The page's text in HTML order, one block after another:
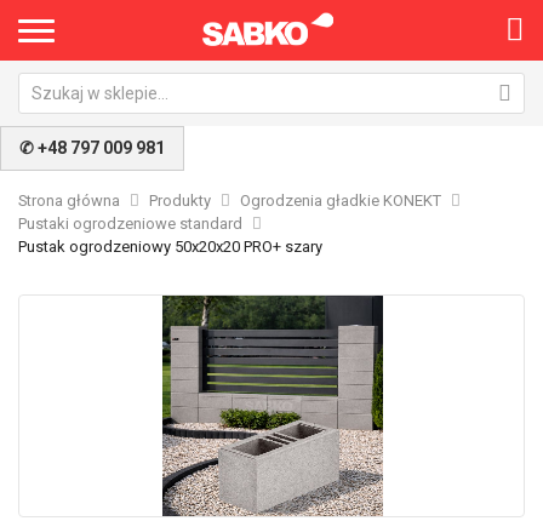
✆ +48 797 009 981
Strona główna Produkty
Ogrodzenia gładkie KONEKT
Pustaki ogrodzeniowe standard
Pustak ogrodzeniowy 50x20x20 PRO+ szary